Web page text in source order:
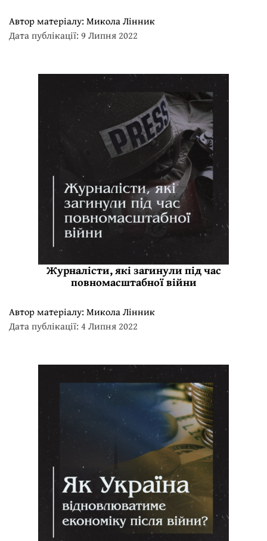
Автор матеріалу: Микола Лінник
Дата публікації: 9 Липня 2022
Журналісти, які загинули під час
повномасштабної війни
Автор матеріалу: Микола Лінник
Дата публікації: 4 Липня 2022